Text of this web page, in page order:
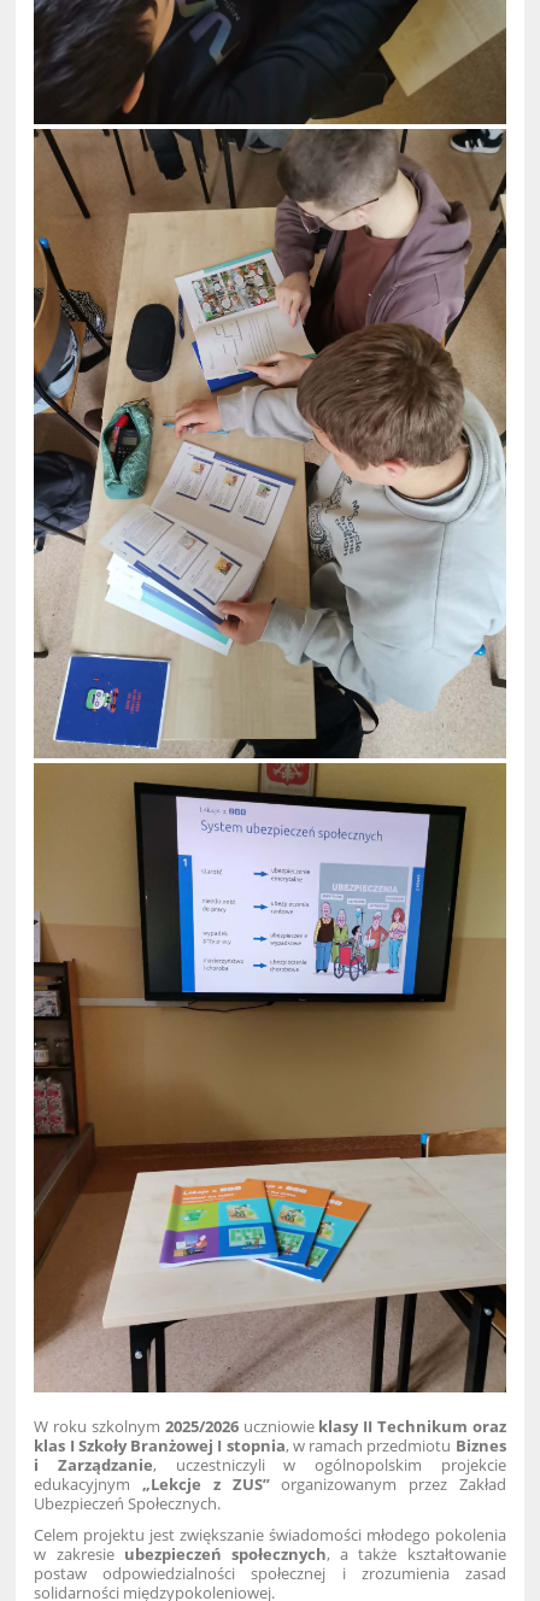
W roku szkolnym 2025/2026uczniowie klasy II Technikum oraz
klas I Szkoły Branżowej I stopnia, w ramach przedmiotu Biznes
i Zarządzanie, uczestniczyli w ogólnopolskim projekcie
edukacyjnym„Lekcje z ZUS”organizowanym przez Zakład
Ubezpieczeń Społecznych.
Celem projektu jest zwiększanie świadomości młodego pokolenia
w zakresie ubezpieczeń społecznych, a także kształtowanie
postaw odpowiedzialności społecznej i zrozumienia zasad
solidarności międzypokoleniowej.